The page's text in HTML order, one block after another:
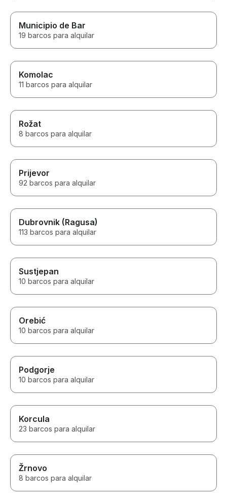
Municipio de Bar
19 barcos para alquilar
Komolac
11 barcos para alquilar
Rožat
8 barcos para alquilar
Prijevor
92 barcos para alquilar
Dubrovnik (Ragusa)
113 barcos para alquilar
Sustjepan
10 barcos para alquilar
Orebić
10 barcos para alquilar
Podgorje
10 barcos para alquilar
Korcula
23 barcos para alquilar
Žrnovo
8 barcos para alquilar